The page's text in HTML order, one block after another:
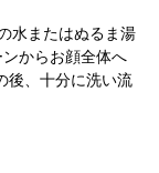
水またはぬるま湯
からお顔全体へ
後、十分に洗い流